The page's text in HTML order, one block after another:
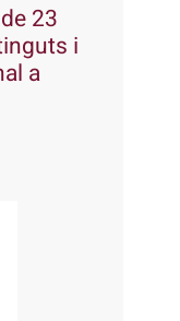
23
i
a